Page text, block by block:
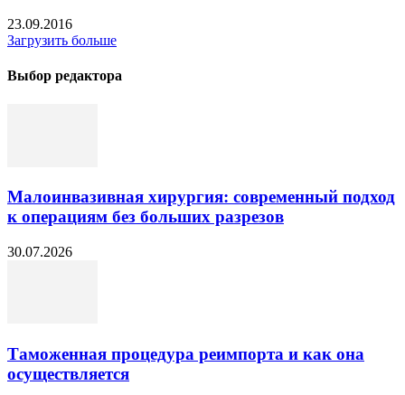
23.09.2016
Загрузить больше
Выбор редактора
Малоинвазивная хирургия: современный подход
к операциям без больших разрезов
30.07.2026
Таможенная процедура реимпорта и как она
осуществляется